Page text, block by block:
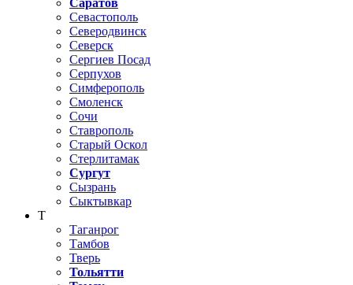
Саратов
Севастополь
Северодвинск
Северск
Сергиев Посад
Серпухов
Симферополь
Смоленск
Сочи
Ставрополь
Старый Оскол
Стерлитамак
Сургут
Сызрань
Сыктывкар
Т
Таганрог
Тамбов
Тверь
Тольятти